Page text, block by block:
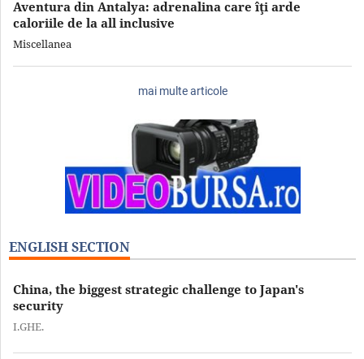
Aventura din Antalya: adrenalina care îţi arde
caloriile de la all inclusive
Miscellanea
mai multe articole
ENGLISH SECTION
China, the biggest strategic challenge to Japan's
security
I.GHE.